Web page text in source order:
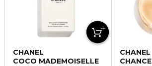
CHANEL
COCO MADEMOISELLE
CHANEL
CHANCE